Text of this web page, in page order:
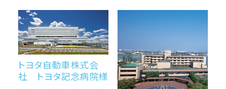
トヨタ自動車株式会
社 トヨタ記念病院様